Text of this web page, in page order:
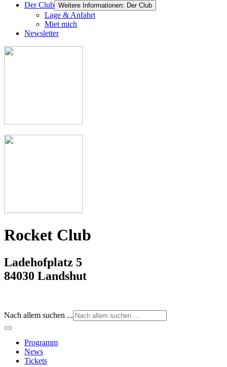
Der Club Weitere Informationen: Der Club
Lage & Anfahrt
Miet mich
Newsletter
Rocket Club
Ladehofplatz 5
84030 Landshut
Nach allem suchen ...
Programm
News
Tickets